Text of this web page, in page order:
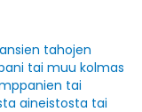
tahojen
tai muu kolmas
tai
aineistosta tai